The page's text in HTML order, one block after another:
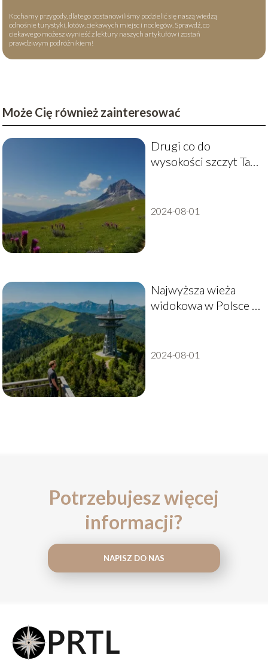
Kochamy przygody, dlatego postanowiliśmy podzielić się naszą wiedzą
odnośnie turystyki, lotów, ciekawych miejsc i noclegów. Sprawdź, co
ciekawego możesz wynieść z lektury naszych artykułów i zostań
prawdziwym podróżnikiem!
Może Cię również zainteresować
Drugi co do
wysokości szczyt Tatr
2024-08-01
Najwyższa wieża
widokowa w Polsce –
2024-08-01
Potrzebujesz więcej
informacji?
NAPISZ DO NAS